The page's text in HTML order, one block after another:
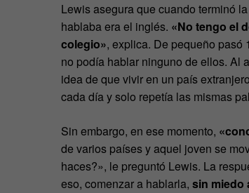
Lewis asegura que cuando terminó
hablaba era el inglés. «No tengo el
colegio», explica. De pequeño pasó
no podía hablar ninguno de ellos. Al
idea de que vivir en un país
cada día y solo repetía las mismas
Sin embargo, en ese momento,
de varios países y aquel joven se
haces?», le preguntó Lewis. La
eso, comenzar a hablarla, sin miedo